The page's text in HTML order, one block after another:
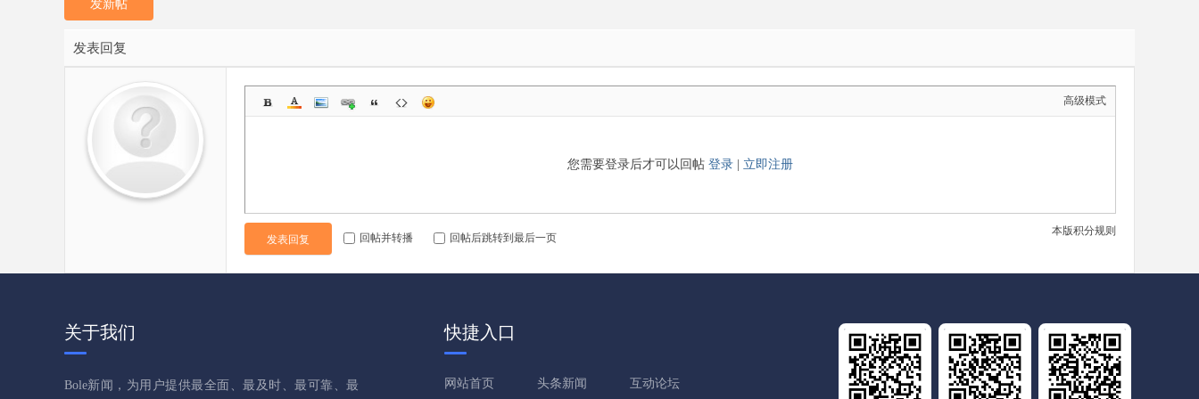
发新帖
发表回复
高级模式
您需要登录后才可以回帖 登录 立即注册
本版积分规则
发表回复 回帖并转播 回帖后跳转到最后一页
关于我们
Bole新闻，为用户提供最全面、最及时、最可靠、最
快捷入口
网站首页 头条新闻 互动论坛